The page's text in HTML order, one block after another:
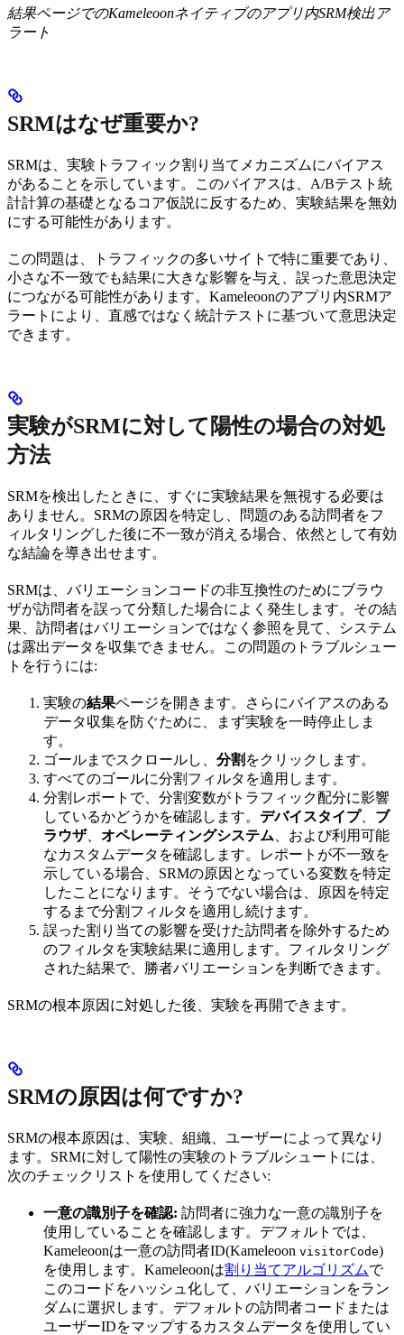
結果ページでのKameleoonネイティブのアプリ内SRM検出ア
ラート
SRMはなぜ重要か?
SRMは、実験トラフィック割り当てメカニズムにバイアス
があることを示しています。このバイアスは、A/Bテスト統
計計算の基礎となるコア仮説に反するため、実験結果を無効
にする可能性があります。
この問題は、トラフィックの多いサイトで特に重要であり、
小さな不一致でも結果に大きな影響を与え、誤った意思決定
につながる可能性があります。Kameleoonのアプリ内SRMア
ラートにより、直感ではなく統計テストに基づいて意思決定
できます。
実験がSRMに対して陽性の場合の対処
方法
SRMを検出したときに、すぐに実験結果を無視する必要は
ありません。SRMの原因を特定し、問題のある訪問者をフ
ィルタリングした後に不一致が消える場合、依然として有効
な結論を導き出せます。
SRMは、バリエーションコードの非互換性のためにブラウ
ザが訪問者を誤って分類した場合によく発生します。その結
果、訪問者はバリエーションではなく参照を見て、システム
は露出データを収集できません。この問題のトラブルシュー
トを行うには:
実験の結果ページを開きます。さらにバイアスのある
データ収集を防ぐために、まず実験を一時停止しま
す。
ゴールまでスクロールし、 分割 をクリックします。
すべてのゴールに分割フィルタを適用します。
分割レポートで、分割変数がトラフィック配分に影響
しているかどうかを確認します。 デバイスタイプ、 ブ
ラウザ、 オペレーティングシステム 、および利用可能
なカスタムデータを確認します。レポートが不一致を
示している場合、SRMの原因となっている変数を特定
したことになります。そうでない場合は、原因を特定
するまで分割フィルタを適用し続けます。
誤った割り当ての影響を受けた訪問者を除外するため
のフィルタを実験結果に適用します。フィルタリング
された結果で、勝者バリエーションを判断できます。
SRMの根本原因に対処した後、実験を再開できます。
SRMの原因は何ですか?
SRMの根本原因は、実験、組織、ユーザーによって異なり
ます。SRMに対して陽性の実験のトラブルシュートには、
次のチェックリストを使用してください:
一意の識別子を確認: 訪問者に強力な一意の識別子を
使用していることを確認します。デフォルトでは、
Kameleoonは一意の訪問者ID(Kameleoon visitorCode)
を使用します。Kameleoonは割り当てアルゴリズムで
このコードをハッシュ化して、バリエーションをラン
ダムに選択します。デフォルトの訪問者コードまたは
ユーザーIDをマップするカスタムデータを使用してい